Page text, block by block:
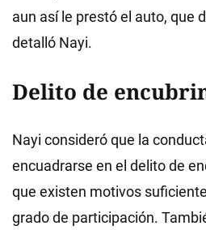
aun así le prestó el auto, que
detalló Nayi.
Delito de
Nayi consideró que la
encuadrarse en el delito de
que existen motivos
grado de participación.